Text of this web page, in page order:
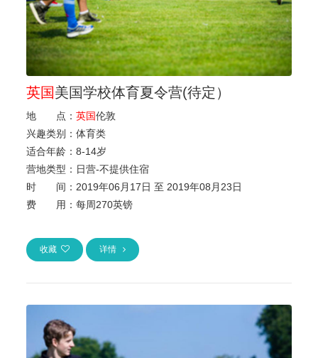
英国美国学校体育夏令营(待定）
地 点：英国伦敦
兴趣类别：体育类
适合年龄：8-14岁
营地类型： 日营-不提供住宿
时 间： 2019年06月17日 至 2019年08月23日
费 用：每周270英镑
收藏 详情